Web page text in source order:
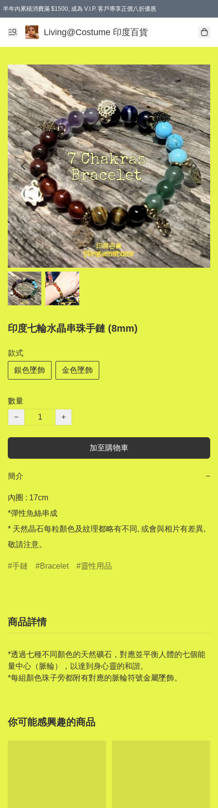
半年內累積消費滿 $1500, 成為 V.I.P. 客戶專享正價八折優惠
滿$600免本地運費
Living@Costume 印度百貨
印度七輪水晶串珠手鏈 (8mm)
款式
銀色墜飾 金色墜飾
數量
−
+
加至購物車
簡介 −
內圈 : 17cm
*彈性魚絲串成
* 天然晶石每粒顏色及紋理都略有不同, 或會與相片有差異,
手鏈 Bracelet 靈性用品
商品詳情
*透過七種不同顏色的天然礦石，對應並平衡人體的七個能
量中心（脈輪），以達到身心靈的和諧。
*每組顏色珠子旁都附有對應的脈輪符號金屬墜飾。
你可能感興趣的商品